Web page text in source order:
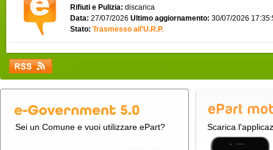
Rifiuti e Pulizia: discarica
Data: 27/07/2026 Ultimo aggiornamento: 30/07/2026
Stato: Trasmesso all'U.R.P.
Sei un Comune e vuoi utilizzare ePart? Scarica